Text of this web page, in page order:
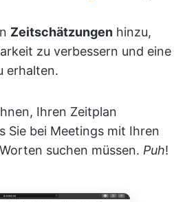
Zeitschätzungen hinzu,
zu verbessern und eine
erhalten.
Ihren Zeitplan
Sie bei Meetings mit Ihren
suchen müssen. Puh!